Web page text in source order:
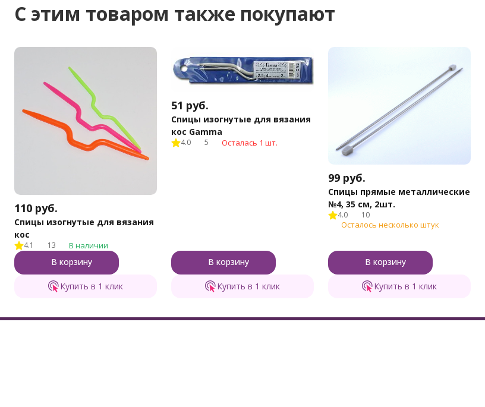
C этим товаром также покупают
110 руб.
Спицы изогнутые для вязания
кос
4.1 13 В наличии
В корзину
Купить в 1 клик
51 руб.
Спицы изогнутые для вязания
кос Gamma
4.0 5 Осталась 1 шт.
В корзину
Купить в 1 клик
99 руб.
Спицы прямые металлические
№4, 35 см, 2шт.
4.0 10
Осталось несколько штук
В корзину
Купить в 1 клик